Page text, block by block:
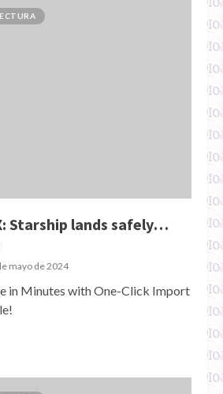
Starship lands safely…
mayo de 2024
in Minutes with One-Click Import